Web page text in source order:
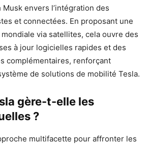
Musk envers l’intégration des
et connectées. En proposant une
via satellites, cela ouvre des
à jour logicielles rapides et des
complémentaires, renforçant
de solutions de mobilité Tesla.
gère-t-elle les
?
multifacette pour affronter les